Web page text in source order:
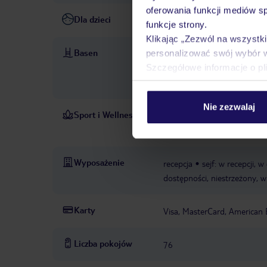
oferowania funkcji mediów
funkcje strony.
Klikając „Zezwól na
personalizować swój wybór
Szczegółowe informacje o
Nie zezwalaj
Dla dzieci łóżeczka dla dzieci/
Basen baseny: 2
basen: maj -
cenie
basen „Indoor
opłatą, kryte, w strefie spa
Sport i Wellness
Wyposażenie recepcja sejf: w recepcji, w
dostępności, niestrzeżony,
Karty Visa, MasterCard, American
Liczba pokojów 76